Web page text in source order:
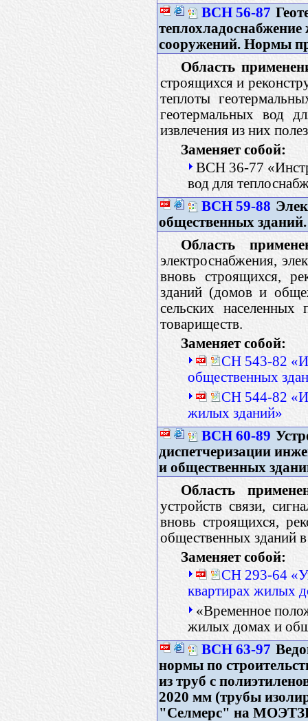
ВСН 56-87
сооружений. Нормы
Область
строящихся и
теплоты
геотермальных вод
извлечения из них
Заменяет собой:
ВСН 36-77
вод для
ВСН 59-88
общественных
Область
электроснабжения,
вновь строящихся,
зданий (домов и
сельских населенных
товариществ.
Заменяет собой:
СН 543-82
общественных
СН 544-82
жилых зданий»
ВСН 60-89
диспетчеризации
и общественных
Область
устройств связи,
вновь строящихся,
общественных зданий
Заменяет собой:
СН 293-64
квартирах жилых
«Временное
жилых домах и
ВСН 63-97
нормы по
из труб с
2020 мм (трубы
"Селмерс" на